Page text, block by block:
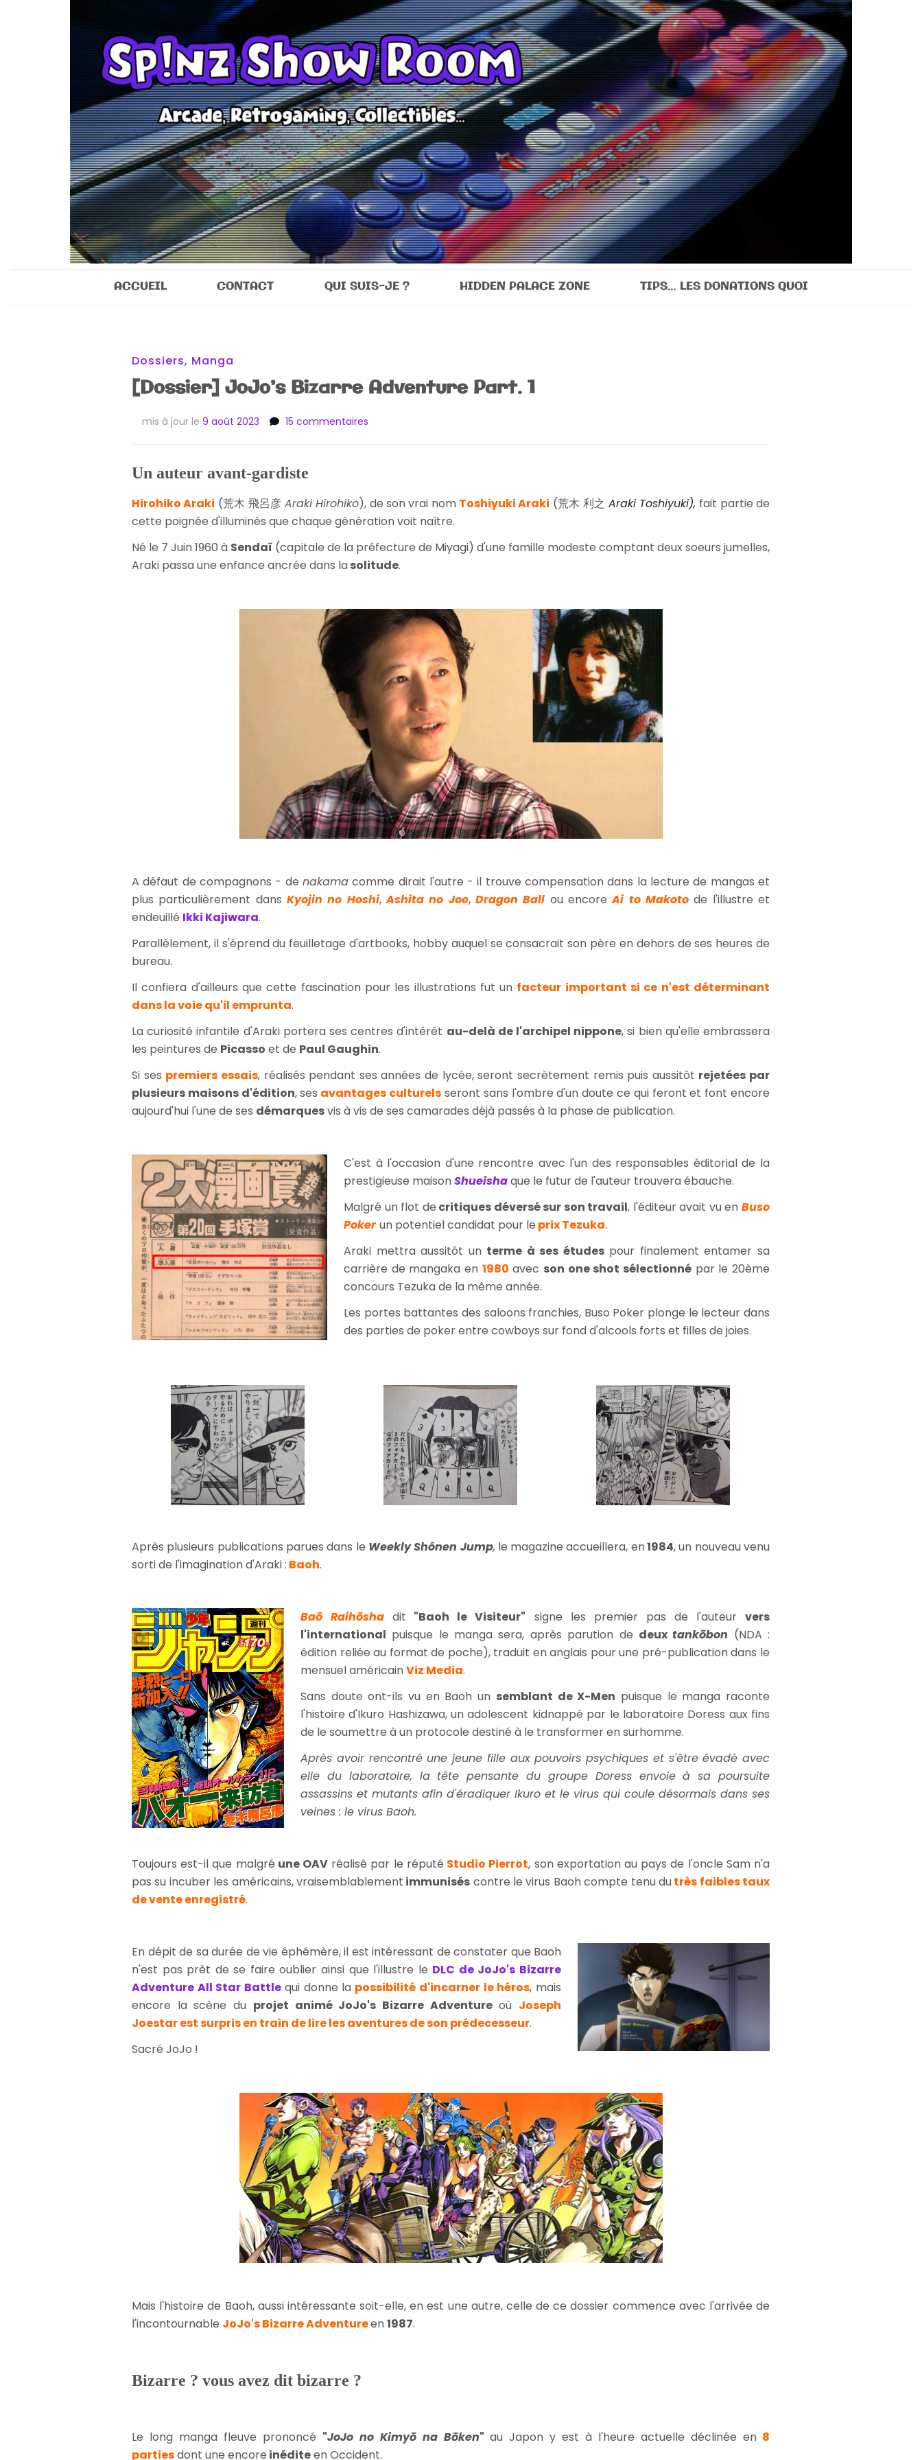
Sp!nz Show Room
ACCUEIL CONTACT QUI SUIS-JE ? HIDDEN PALACE ZONE TIPS… LES DONATIONS QUOI
Dossiers, Manga
[Dossier] JoJo’s Bizarre Adventure Part. 1
mis à jour le 9 août 2023 15 commentaires
1
Un auteur avant-gardiste
Hirohiko Araki (荒木 飛呂彦Araki Hirohiko), de son vrai nom Toshiyuki Araki (荒木 利之 Araki Toshiyuki), fait partie de
cette poignée d'illuminés que chaque génération voit naître.
Né le 7 Juin 1960 à Sendaï (capitale de la préfecture de Miyagi) d'une famille modeste comptant deux soeurs jumelles,
Araki passa une enfance ancrée dans lasolitude.
A défaut de compagnons - de nakamacomme dirait l'autre - il trouve compensation dans la lecture de mangas et
plus particulièrement dans Kyojin no Hoshi,Ashita no Joe,Dragon Ball ou encoreAi to Makoto de l'illustre et
endeuillé Ikki Kajiwara.
Parallèlement, il s'éprend du feuilletage d'artbooks, hobby auquel se consacrait son père en dehors de ses heures de
bureau.
Il confiera d'ailleurs que cette fascination pour les illustrations fut un facteur important si ce n'est déterminant
dans la voie qu'il emprunta.
La curiosité infantile d'Araki portera ses centres d'intérêt au-delà de l'archipel nippone, si bien qu'elle embrassera
les peintures de Picasso et de Paul Gaughin.
Si ses premiers essais, réalisés pendant ses années de lycée, seront secrètement remis puis aussitôt rejetées par
plusieurs maisons d'édition, ses avantages culturels seront sans l'ombre d'un doute ce qui feront et font encore
aujourd'hui l'une de ses démarquesvis à vis de ses camarades déjà passés à la phase de publication.
C'est à l'occasion d'une rencontre avec l'un des responsables éditorial de la
prestigieuse maisonShueishaque le futur de l'auteur trouvera ébauche.
Malgré un flot de critiques déversé sur son travail, l'éditeur avait vu enBuso
Poker un potentiel candidat pour le prix Tezuka.
Araki mettra aussitôt un terme à ses étudespour finalement entamer sa
carrière de mangaka en 1980 avec son one shot sélectionné par le 20ème
concours Tezuka de la même année.
Les portes battantes des saloons franchies, Buso Poker plonge le lecteur dans
des parties de poker entre cowboys sur fond d'alcools forts et filles de joies.
Après plusieurs publications parues dans le Weekly Shônen Jump, le magazine accueillera, en1984, un nouveau venu
sorti de l'imagination d'Araki : Baoh.
Baō Raihōshadit "Baoh le Visiteur" signe les premier pas de l'auteurvers
l'international puisque le manga sera, après parution de deuxtankōbon (NDA :
édition reliée au format de poche), traduit en anglais pour une pré-publication dans le
mensuel américainViz Media.
Sans doute ont-ils vu en Baoh un semblant de X-Men puisque le manga raconte
l'histoire d'Ikuro Hashizawa, un adolescent kidnappé par le laboratoire Doress aux fins
de le soumettre à un protocole destiné à le transformer en surhomme.
Après avoir rencontré une jeune fille aux pouvoirs psychiques et s'être évadé avec
elle du laboratoire, la tête pensante du groupe Doress envoie à sa poursuite
assassins et mutants afin d'éradiquer Ikuro et le virus qui coule désormais dans ses
veines : le virus Baoh.
Toujours est-il que malgré une OAV réalisé par le réputé Studio Pierrot, son exportation au pays de l'oncle Sam n'a
pas su incuber les américains, vraisemblablement immunisés contre le virus Baoh compte tenu dutrès faibles taux
de vente enregistré.
En dépit de sa durée de vie éphémère, il est intéressant de constater que Baoh
n'est pas prêt de se faire oublier ainsi que l'illustre le DLC de JoJo's Bizarre
Adventure All Star Battlequi donne la possibilité d'incarner le héros, mais
encore la scène du projet animé JoJo's Bizarre Adventureoù Joseph
Joestar est surpris en train de lire les aventures de son prédecesseur.
Sacré JoJo !
Mais l'histoire de Baoh, aussi intéressante soit-elle, en est une autre, celle de ce dossier commence avec l'arrivée de
l'incontournable JoJo's Bizarre Adventureen1987.
Bizarre ? vous avez dit bizarre ?
Le long manga fleuve prononcé "JoJo no Kimyō na Bōken" au Japon y est à l'heure actuelle déclinée en 8
partiesdont une encore inéditeen Occident.